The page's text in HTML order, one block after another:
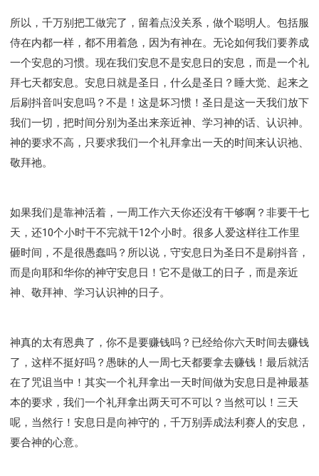
所以，千万别把工做完了，留着点没关系，做个聪明人。包括服
侍在内都一样，都不用着急，因为有神在。无论如何我们要养成
一个安息的习惯。现在我们安息不是安息日的安息，而是一个礼
拜七天都安息。安息日就是圣日，什么是圣日？睡大觉、起来之
后刷抖音叫安息吗？不是！这是坏习惯！圣日是这一天我们放下
我们一切，把时间分别为圣出来亲近神、学习神的话、认识神。
神的要求不高，只要求我们一个礼拜拿出一天的时间来认识祂、
敬拜祂。
如果我们是靠神活着，一周工作六天你还没有干够啊？非要干七
天，还10个小时干不完就干12个小时。很多人爱这样往工作里
砸时间，不是很愚蠢吗？所以说，守安息日为圣日不是刷抖音，
而是向耶和华你的神守安息日！它不是做工的日子，而是亲近
神、敬拜神、学习认识神的日子。
神真的太有恩典了，你不是要赚钱吗？已经给你六天时间去赚钱
了，这样不挺好吗？愚昧的人一周七天都要拿去赚钱！最后就活
在了咒诅当中！其实一个礼拜拿出一天时间做为安息日是神最基
本的要求，我们一个礼拜拿出两天可不可以？当然可以！三天
呢，当然行！安息日是向神守的，千万别弄成法利赛人的安息，
要合神的心意。